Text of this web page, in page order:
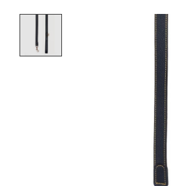
Product image